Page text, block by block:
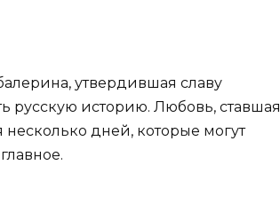
утвердившая славу
русскую историю. Любовь, ставшая
дней, которые могут